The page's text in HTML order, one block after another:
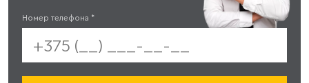
Номер телефона *